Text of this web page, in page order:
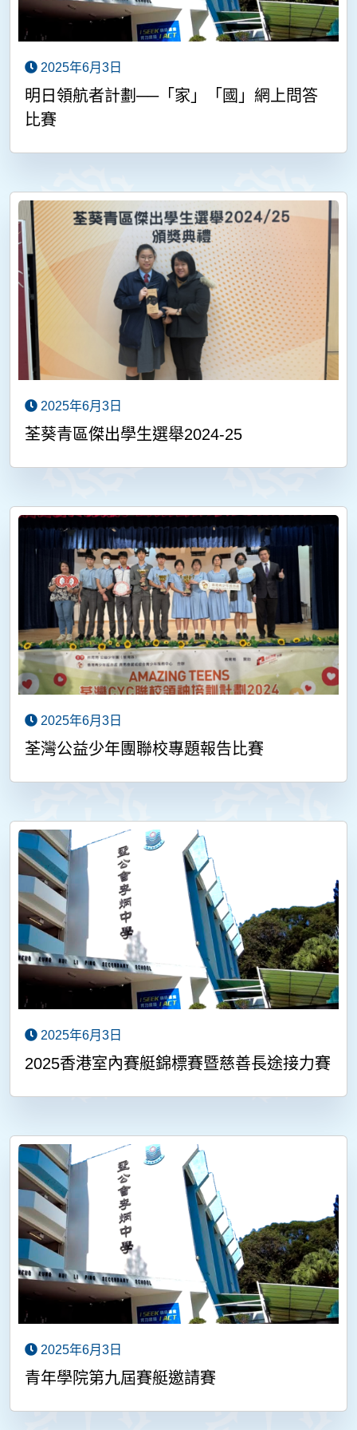
2025年6月3日
明日領航者計劃──「家」「國」網上問答
比賽
2025年6月3日
荃葵青區傑出學生選舉2024-25
2025年6月3日
荃灣公益少年團聯校專題報告比賽
2025年6月3日
2025香港室內賽艇錦標賽暨慈善長途接力賽
2025年6月3日
青年學院第九屆賽艇邀請賽